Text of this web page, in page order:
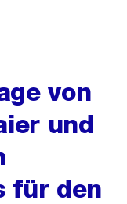
von
und
für den